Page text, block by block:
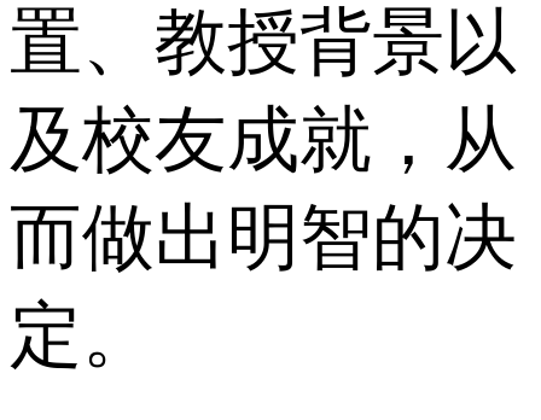
置、教授背景以
及校友成就，从
而做出明智的决
定。